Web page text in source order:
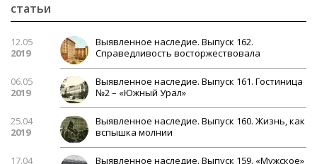
статьи
12.05
2019
Выявленное наследие. Выпуск 162.
Справедливость восторжествовала
06.05
2019
Выявленное наследие. Выпуск 161. Гостиница
№2 – «Южный Урал»
25.04
2019
Выявленное наследие. Выпуск 160. Жизнь, как
вспышка молнии
17.04
Выявленное наследие. Выпуск 159. «Мужское»